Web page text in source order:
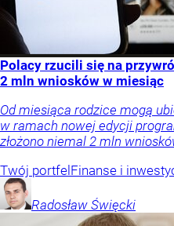
Polacy rzucili się na
2 mln wniosków w miesiąc
Od miesiąca rodzice mogą
w ramach nowej edycji
złożono niemal 2 mln
Twój portfel Finanse i
Radosław Święcki